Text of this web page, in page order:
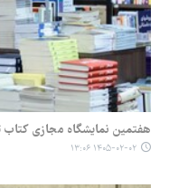
هفتمین نمایشگاه مجازی کتاب تهران
۱۴۰۵-۰۲-۰۲ ۱۳:۰۶